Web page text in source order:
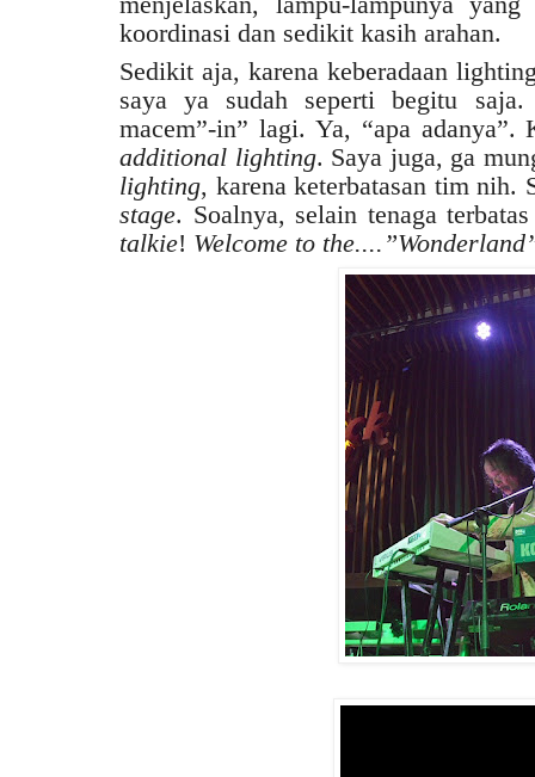
koordinasi dan sedikit kasih arahan.
Sedikit aja, karena keberadaan
saya ya sudah seperti begitu
macem”-in” lagi. Ya, “apa
additional lighting. Saya juga, ga
lighting, karena keterbatasan tim nih.
stage. Soalnya, selain tenaga
talkie! Welcome to